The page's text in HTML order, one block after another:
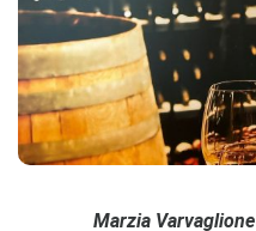
Marzia Varvaglione